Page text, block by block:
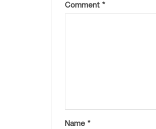
Comment *
Name *